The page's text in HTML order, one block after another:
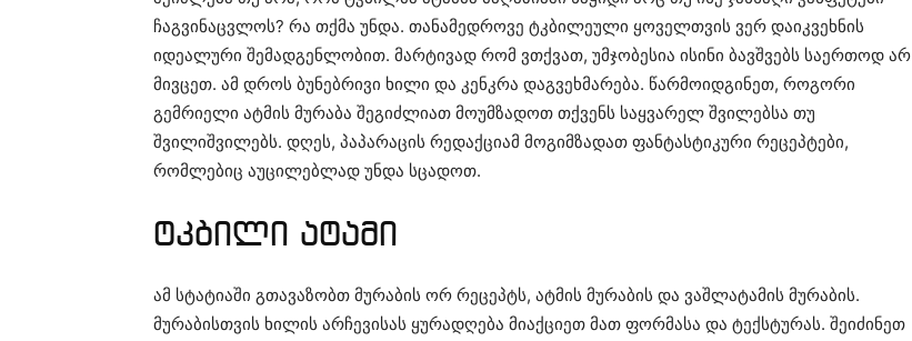
ჩაგვინაცვლოს? რა თქმა უნდა. თანამედროვე ტკბილეული ყოველთვის ვერ დაიკვეხნის
იდეალური შემადგენლობით. მარტივად რომ ვთქვათ, უმჯობესია ისინი ბავშვებს საერთოდ არ
მივცეთ. ამ დროს ბუნებრივი ხილი და კენკრა დაგვეხმარება. წარმოიდგინეთ, როგორი
გემრიელი ატმის მურაბა შეგიძლიათ მოუმზადოთ თქვენს საყვარელ შვილებსა თუ
შვილიშვილებს. დღეს, პაპარაცის რედაქციამ მოგიმზადათ ფანტასტიკური რეცეპტები,
რომლებიც აუცილებლად უნდა სცადოთ.
ტკბილი ატამი
ამ სტატიაში გთავაზობთ მურაბის ორ რეცეპტს, ატმის მურაბის და ვაშლატამის მურაბის.
მურაბისთვის ხილის არჩევისას ყურადღება მიაქციეთ მათ ფორმასა და ტექსტურას. შეიძინეთ